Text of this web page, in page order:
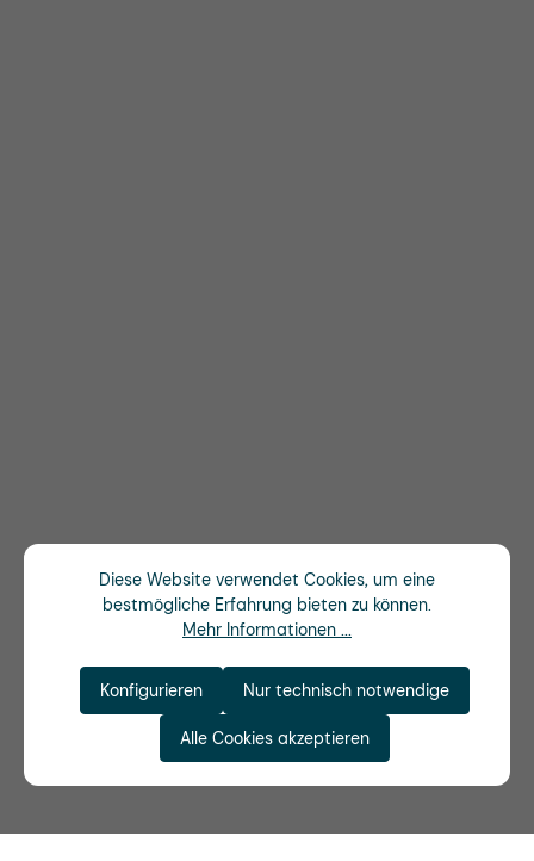
Diese Website verwendet Cookies, um eine
bestmögliche Erfahrung bieten zu können.
Mehr Informationen ...
Nur technisch notwendige
Konfigurieren
Alle Cookies akzeptieren